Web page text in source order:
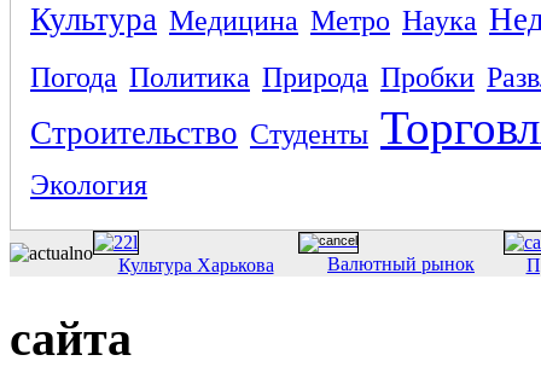
Культура Медицина Метро Наука
Погода Политика Природа Пробки
Строительство Студенты
Экология
Культура Харькова Валютный рынок
сайта